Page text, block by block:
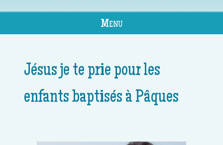
Menu
Jésus je te prie pour les
enfants baptisés à Pâques